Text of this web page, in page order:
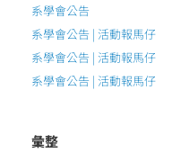
系學會公告
系學會公告 | 活動報馬仔
系學會公告 | 活動報馬仔
系學會公告 | 活動報馬仔
彙整